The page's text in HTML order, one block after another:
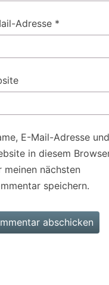
Adresse *
E-Mail-Adresse und
in diesem
meinen nächsten
speichern.